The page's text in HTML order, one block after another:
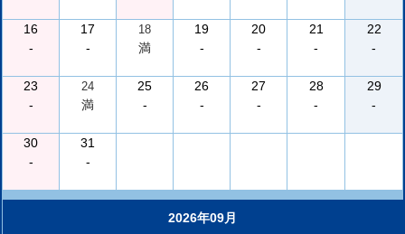
16
-
17
-
18
満
19
-
20
-
21
-
22
-
23
-
24
満
25
-
26
-
27
-
28
-
29
-
30
-
31
-
2026年09月